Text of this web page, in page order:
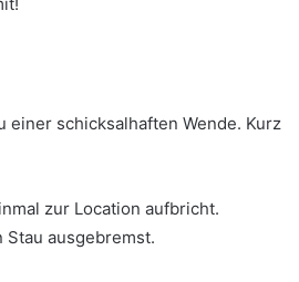
schicksalhaften Wende. Kurz
zur Location aufbricht.
ausgebremst.